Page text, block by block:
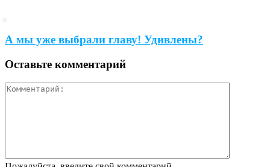
А мы уже выбрали главу! Удивлены?
Оставьте комментарий